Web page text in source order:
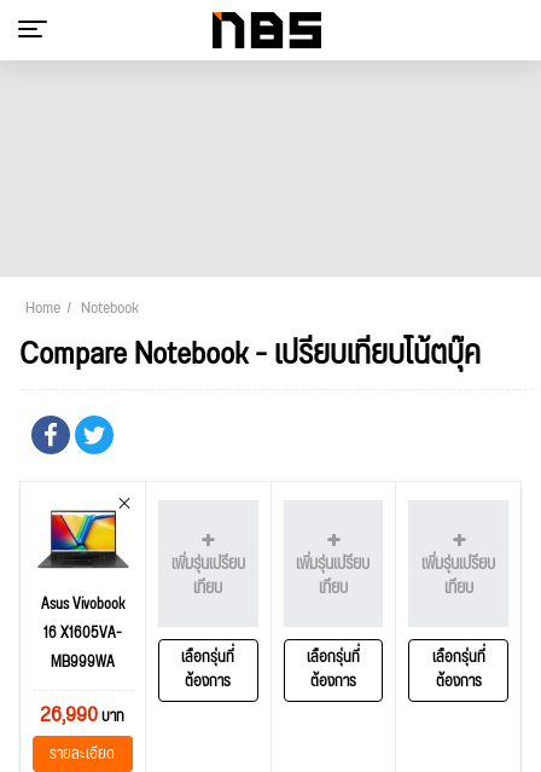
Home Notebook
Compare Notebook - เปรียบเทียบโน้ตบุ๊ค
Asus Vivobook
16 X1605VA-
MB999WA
26,990บาท
รายละเอียด
เพิ่มรุ่นเปรียบ
เทียบ
เลือกรุ่นที่
ต้องการ
เพิ่มรุ่นเปรียบ
เทียบ
เลือกรุ่นที่
ต้องการ
เพิ่มรุ่นเปรียบ
เทียบ
เลือกรุ่นที่
ต้องการ